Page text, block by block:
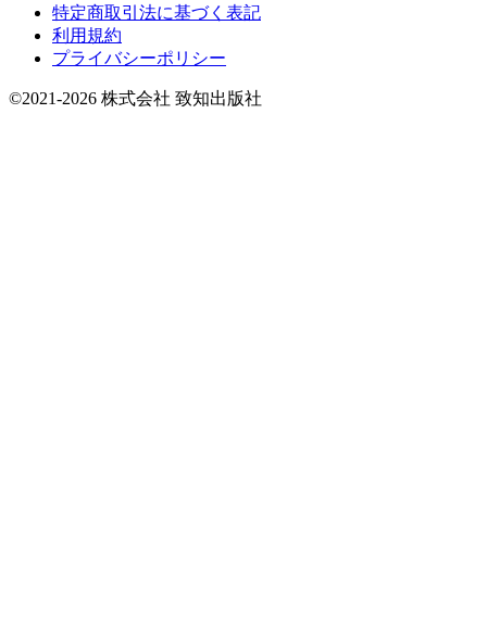
特定商取引法に基づく表記
利用規約
プライバシーポリシー
©2021-2026 株式会社 致知出版社